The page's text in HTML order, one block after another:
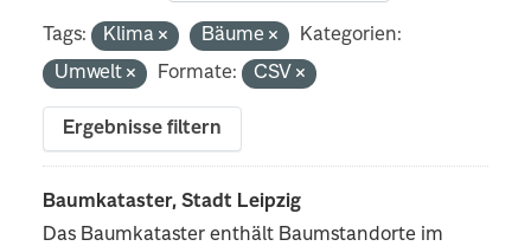
Tags: Klima Bäume
Kategorien:
Umwelt
Formate: CSV
Ergebnisse filtern
Baumkataster, Stadt Leipzig
Das Baumkataster enthält Baumstandorte im